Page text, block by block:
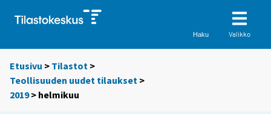
Haku Valikko
Etusivu > Tilastot >
Teollisuuden uudet tilaukset >
2019> helmikuu